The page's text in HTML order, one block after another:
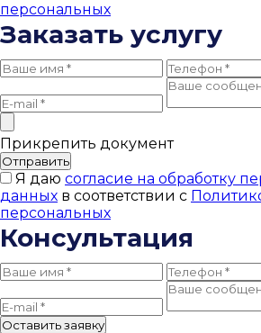
персональных
Заказать услугу
Прикрепить документ
Отправить
Я даю согласие на обработку
данных в соответствии с
персональных
Консультация
Оставить заявку